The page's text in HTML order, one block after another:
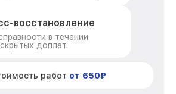
восстановление
в течении
доплат.
работ от 650₽